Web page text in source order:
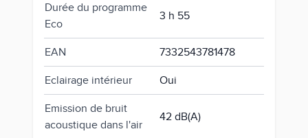
Durée du programme
Eco
3 h 55
EAN 7332543781478
Eclairage intérieur Oui
Emission de bruit
acoustique dans l'air
42 dB(A)